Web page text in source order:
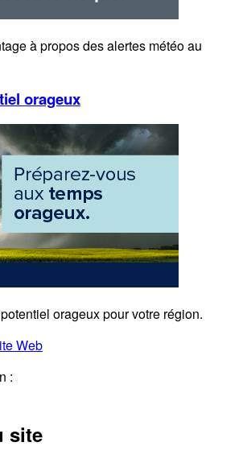
à propos des alertes météo au
orageux
orageux pour votre région.
Web
:
site